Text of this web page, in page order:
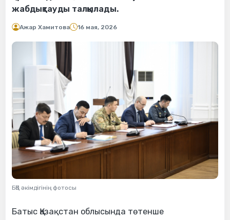
жабдықтауды талқылады.
Ажар Хамитова 16 мая, 2026
БҚО әкімдігінің фотосы
Батыс Қазақстан облысында төтенше